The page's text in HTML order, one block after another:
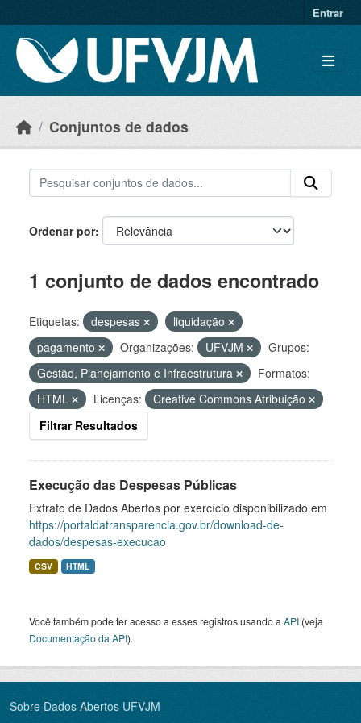
Entrar
Conjuntos de dados
Ordenar por
1 conjunto de dados encontrado
Etiquetas: despesas
liquidação
pagamento
Organizações: UFVJM
Grupos:
Gestão, Planejamento e Infraestrutura
Formatos:
HTML
Licenças:
Creative Commons Atribuição
Filtrar Resultados
Execução das Despesas Públicas
Extrato de Dados Abertos por exercício disponibilizado em
https://portaldatransparencia.gov.br/download-de-
dados/despesas-execucao
CSV HTML
Você também pode ter acesso a esses registros usando a API (veja
Documentação da API).
Sobre Dados Abertos UFVJM